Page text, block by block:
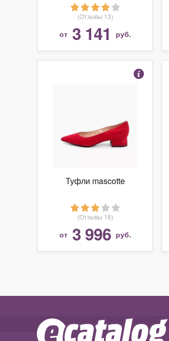
(Отзывы 13)
от 3 141 руб.
Туфли mascotte
(Отзывы 18)
от 3 996 руб.